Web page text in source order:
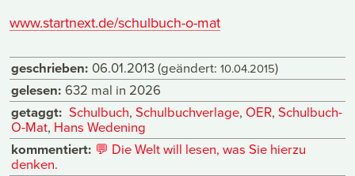
www.startnext.de/schulbuch-o-mat
geschrieben: 06.01.2013(geändert: 10.04.2015)
gelesen: 632 mal in 2026
getaggt: Schulbuch, Schulbuchverlage, OER, Schulbuch-
O-Mat, Hans Wedening
kommentiert: 💬 Die Welt will lesen, was Sie hierzu
denken.